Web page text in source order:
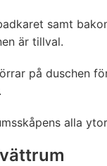
samt
är tillval.
på duschen
alla